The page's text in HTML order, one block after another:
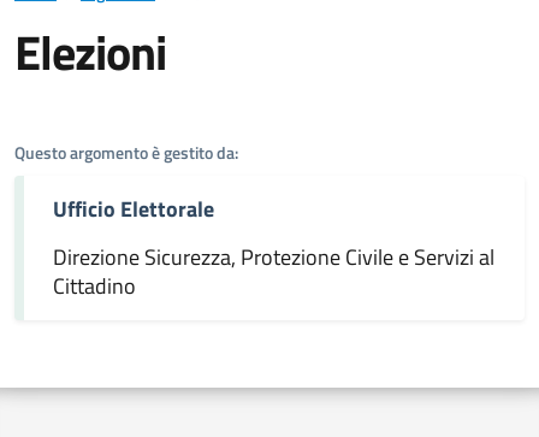
Elezioni
Questo argomento è gestito da:
Ufficio Elettorale
Direzione Sicurezza, Protezione Civile e Servizi al
Cittadino